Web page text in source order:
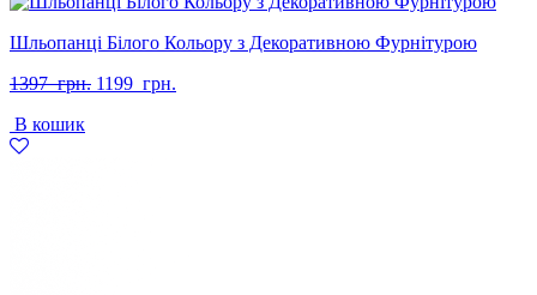
Шльопанці Білого Кольору з Декоративною Фурнітурою
1397 грн. Оригінальна
1199 грн.
В кошик